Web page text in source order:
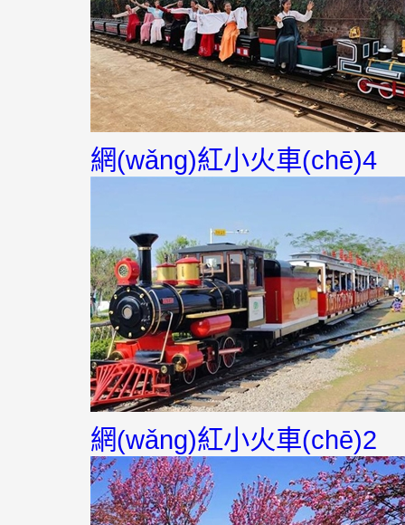
網(wǎng)紅小火車(chē)4
網(wǎng)紅小火車(chē)2